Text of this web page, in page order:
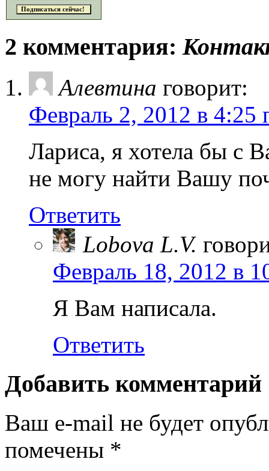
2 комментария:
Алевтина говорит:
Февраль 2, 2012 в 4:25
Лариса, я хотела бы с
не могу найти Вашу
Ответить
Lobova L.V.
Февраль 18, 2012 в
Я Вам написала.
Ответить
Добавить комментарий
Ваш e-mail не будет
помечены *